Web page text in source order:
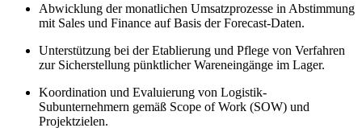
Abwicklung der monatlichen Umsatzprozesse in Abstimmung
mit Sales und Finance auf Basis der Forecast-Daten.
Unterstützung bei der Etablierung und Pflege von Verfahren
zur Sicherstellung pünktlicher Wareneingänge im Lager.
Koordination und Evaluierung von Logistik-
Subunternehmern gemäß Scope of Work (SOW) und
Projektzielen.